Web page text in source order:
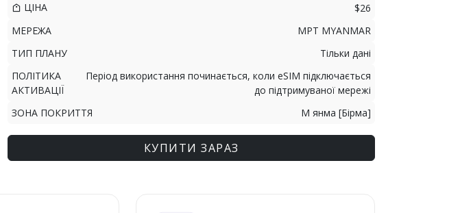
ЦІНА
$26
МЕРЕЖА
MPT MYANMAR
ТИП ПЛАНУ
Тільки дані
ПОЛІТИКА
АКТИВАЦІЇ
Період використання починається, коли eSIM підключається
до підтримуваної мережі
ЗОНА ПОКРИТТЯ
М янма [Бірма]
КУПИТИ ЗАРАЗ